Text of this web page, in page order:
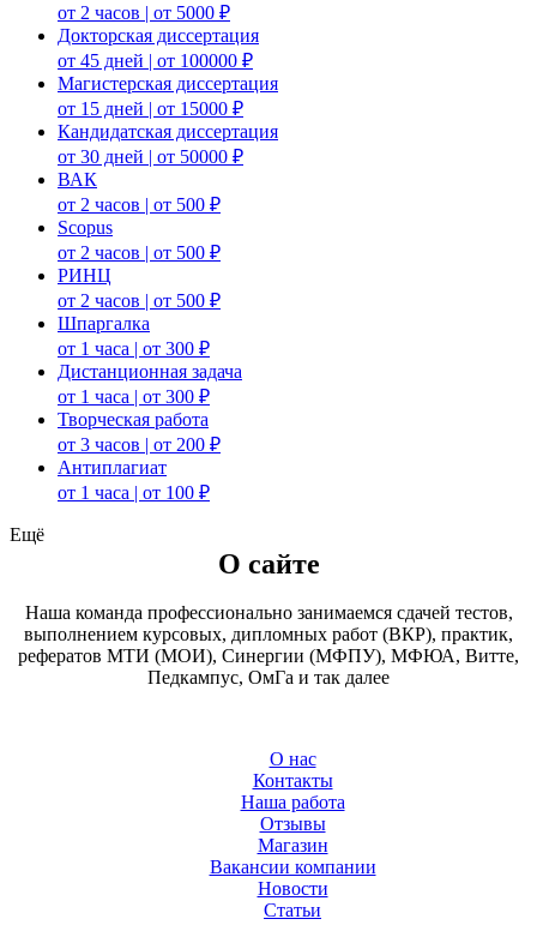
от 2 часов | от 5000 ₽
Докторская диссертация
от 45 дней | от 100000 ₽
Магистерская диссертация
от 15 дней | от 15000 ₽
Кандидатская диссертация
от 30 дней | от 50000 ₽
ВАК
от 2 часов | от 500 ₽
Scopus
от 2 часов | от 500 ₽
РИНЦ
от 2 часов | от 500 ₽
Шпаргалка
от 1 часа | от 300 ₽
Дистанционная задача
от 1 часа | от 300 ₽
Творческая работа
от 3 часов | от 200 ₽
Антиплагиат
от 1 часа | от 100 ₽
Ещё
О сайте
Наша команда профессионально занимаемся сдачей тестов,
выполнением курсовых, дипломных работ (ВКР), практик,
рефератов МТИ (МОИ), Синергии (МФПУ), МФЮА, Витте,
Педкампус, ОмГа и так далее
О нас
Контакты
Наша работа
Отзывы
Магазин
Вакансии компании
Новости
Статьи